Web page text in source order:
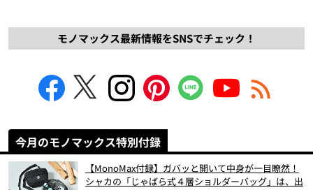
モノマックス最新情報をSNSでチェック！
今月のモノマックス特別付録
【MonoMax付録】ガバッと開いて中身が一目瞭然！
シャカの「じゃばら式４層ショルダーバッグ」は、出